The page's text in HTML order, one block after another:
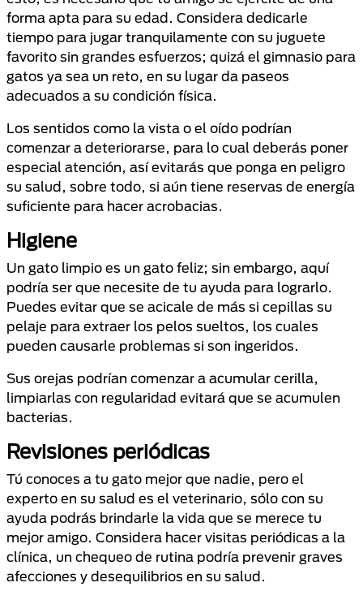
forma apta para su edad. Considera dedicarle
tiempo para jugar tranquilamente con su juguete
favorito sin grandes esfuerzos; quizá el gimnasio para
gatos ya sea un reto, en su lugar da paseos
adecuados a su condición física.
Los sentidos como la vista o el oído podrían
comenzar a deteriorarse, para lo cual deberás poner
especial atención, así evitarás que ponga en peligro
su salud, sobre todo, si aún tiene reservas de energía
suficiente para hacer acrobacias.
Higiene
Un gato limpio es un gato feliz; sin embargo, aquí
podría ser que necesite de tu ayuda para lograrlo.
Puedes evitar que se acicale de más si cepillas su
pelaje para extraer los pelos sueltos, los cuales
pueden causarle problemas si son ingeridos.
Sus orejas podrían comenzar a acumular cerilla,
limpiarlas con regularidad evitará que se acumulen
bacterias.
Revisiones periódicas
Tú conoces a tu gato mejor que nadie, pero el
experto en su salud es el veterinario, sólo con su
ayuda podrás brindarle la vida que se merece tu
mejor amigo. Considera hacer visitas periódicas a la
clínica, un chequeo de rutina podría prevenir graves
afecciones y desequilibrios en su salud.